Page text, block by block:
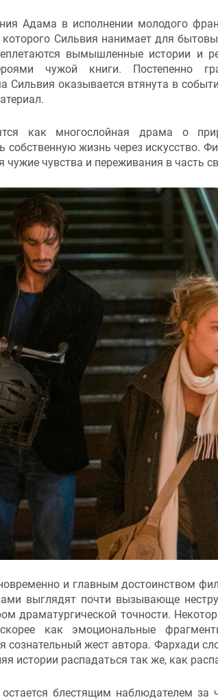
Адама в исполнении молодого
которого Сильвия нанимает для
вымышленные истории и
чужой книги. Постепенно
Сильвия оказывается втянута в
как многослойная драма о
собственную жизнь через искусство.
чувства и переживания в часть
и главным достоинством
выглядят почти вызывающе
драматургической точности.
как эмоциональные
сознательный жест автора. Фархади
истории распадаться так же, как
блестящим наблюдателем за